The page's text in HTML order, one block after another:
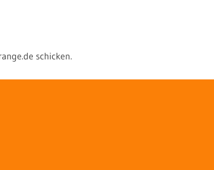
schicken.